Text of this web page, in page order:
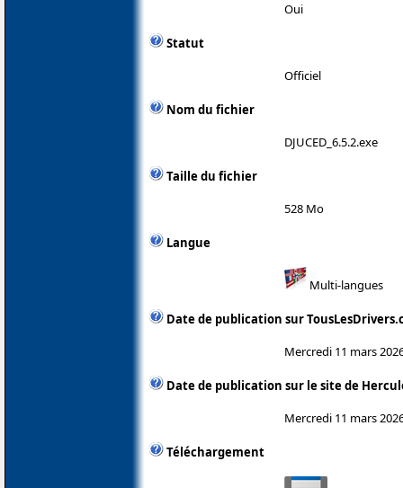
Oui
Statut
Officiel
Nom du fichier
DJUCED_6.5.2.exe
Taille du fichier
528 Mo
Langue
Multi-langues
Date de publication sur
Mercredi 11 mars
Date de publication sur le site de
Mercredi 11 mars
Téléchargement